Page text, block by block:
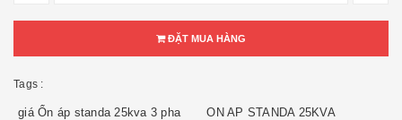
ĐẶT MUA HÀNG
Tags :
giá Ổn áp standa 25kva 3 pha ON AP STANDA 25KVA